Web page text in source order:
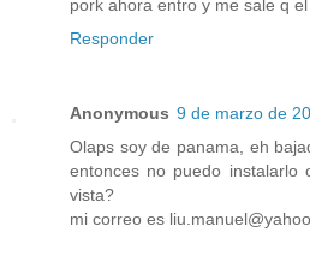
pork ahora entro y me sale q
Responder
Anonymous 9 de marzo de
Olaps soy de panama, eh
entonces no puedo
vista?
mi correo es